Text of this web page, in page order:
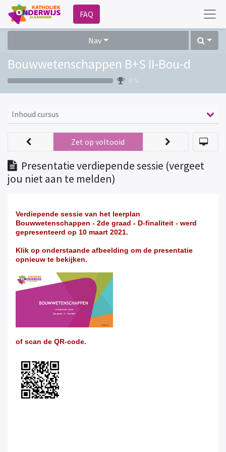
FAQ
Nav
Bouwwetenschappen B+S II-Bou-d
0 %
Inhoud cursus
Presentatie verdiepende sessie (vergeet
jou niet aan te melden)
Zet op voltooid
Verdiepende sessie van het leerplan
Bouwwetenschappen - 2de graad - D-finaliteit - werd
gepresenteerd op 10 maart 2021.
Klik op onderstaande afbeelding om de presentatie
opnieuw te bekijken.
of scan de QR-code.